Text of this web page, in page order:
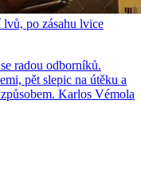
po zásahu lvice
radou odborníků.
pět slepic na útěku a
Karlos Vémola